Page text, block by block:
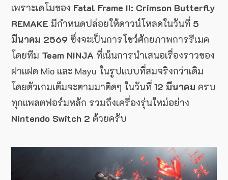
เพราะเดโมของ Fatal Frame II: Crimson Butterfly
REMAKE มีกำหนดปล่อยให้ดาวน์โหลดในวันที่ 5
มีนาคม 2569 ซึ่งจะเป็นการโชว์ศักยภาพการรีเมค
โดยทีม Team NINJA ที่เน้นการนำเสนอเรื่องราวของ
ฝาแฝด Mio และ Mayu ในรูปแบบที่สมจริงกว่าเดิม
โดยตัวเกมเต็มจะตามมาติดๆ ในวันที่ 12 มีนาคม ครบ
ทุกแพลตฟอร์มหลัก รวมถึงเครื่องรุ่นใหม่อย่าง
Nintendo Switch 2 ด้วยครับ